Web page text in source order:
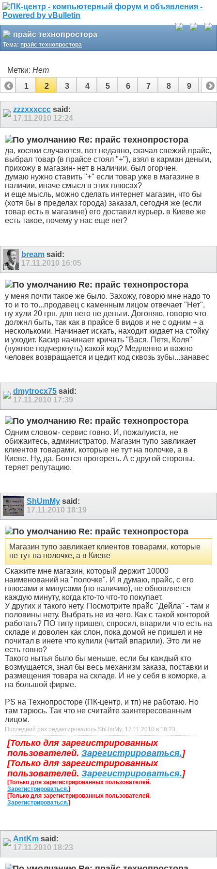
прайс технопростора
Тема: прайс технопростора
Метки: Нет
1
2 3 4 5 6 7 8 9 10
13
zzzxxxccc said:
17.11.2010 12:24
Re: прайс технопростора
да, косяки случаются, вот недавно, скачал свежий прайс,
выбрал товар (в прайсе стоял "+"), взял в карман деньги,
прихожу в магазин- нет в наличии. был огорчен.
думаю нужно ставить "+" если товар уже в магазине в
наличии, иначе смысл в этих плюсах?
и еще мысль, можно сделать интернет магазин, что бы
(хотя бы в пределах города) заказал, сегодня же (если
товар есть в магазине) его доставил курьер. в Киеве же
есть такое, почему у нас еще нет?
bream said:
17.11.2010 16:05
Re: прайс технопростора
у меня почти такое же было. Захожу, говорю мне надо то
то и то то...продавец с каменным лицом отвечает "Нет",
ну хули 20 грн. для него не деньги. Догоняю, говорю что
должнл быть, так как в прайсе 6 видов и не с одним + а
несколькоми. Начинает искать, находит кидает на стойку
и уходит. Касир начинает кричать "Вася, Петя, Коля"
(нужное подчеркнуть) какой код? Медленно и важно
человек возвращается и цедит код сквозь зубы...занавес
dmytrocx75 said:
17.11.2010 17:39
Re: прайс технопростора
Одним словом- сервис говно. И, пожалуиста, не
обижаитесь, администратор. Магазин тупо завликает
клиентов товарами, которые не тут на полочке, а в
Киеве. Ну, да. Боятся прогореть. А с другой стороны,
теряет репутацию.
ShUmMy said:
17.11.2010 18:19
Re: прайс технопростора
Магазин тупо завликает клиентов товарами, которые
не тут на полочке, а в Киеве
Скажите мне магазин, который держит 10000
наименований на "полочке". И я думаю, прайс, с его
плюсами и минусами (по наличию), не обновляется
каждую минуту, когда кто-то что-то покупает.
У других и такого нету. Посмотрите прайс "Дейла" - там и
половины нету. Выбрать не из чего. Как с такой конторой
работать? ПО типу пришел, спросил, впарили что есть на
складе и доволен как слон, пока домой не пришел и не
почитал в инете что купили (читай впарили). Это ли не
есть говно?
Такого нытья было бы меньше, если бы каждый кто
возмущается, знал бы весь механизм заказа, поставки и
размещения товара на складе. И не у себя в коморке, а
на большой фирме.
PS на Технопросторе (ПК-центр, и тп) не работаю. Но
там тарюсь. Так что не считайте заинтересованным
лицом.
Последний раз редактировалось ShUmMy; 17.11.2010 в 18:23
[Только для зарегистрированных
пользователей. Зарегистрироваться.]
[Только для зарегистрированных
пользователей. Зарегистрироваться.]
[Только для зарегистрированных пользователей.
Зарегистрироваться.]
[Только для зарегистрированных пользователей.
Зарегистрироваться.]
AntKm said:
17.11.2010 18:23